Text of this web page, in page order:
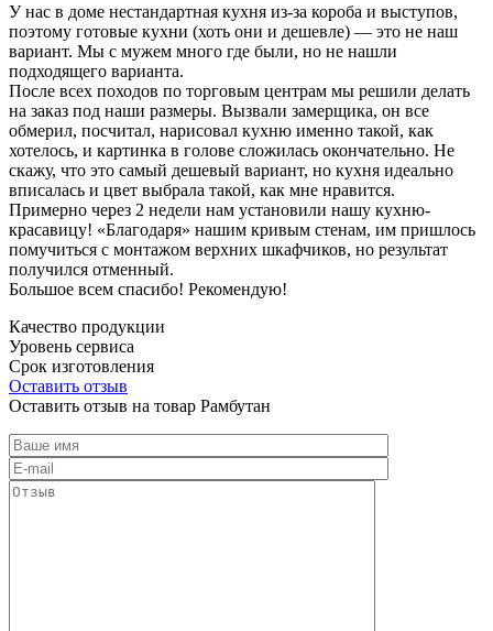
У нас в доме нестандартная кухня из-за короба и выступов,
поэтому готовые кухни (хоть они и дешевле) — это не наш
вариант. Мы с мужем много где были, но не нашли
подходящего варианта.
После всех походов по торговым центрам мы решили делать
на заказ под наши размеры. Вызвали замерщика, он все
обмерил, посчитал, нарисовал кухню именно такой, как
хотелось, и картинка в голове сложилась окончательно. Не
скажу, что это самый дешевый вариант, но кухня идеально
вписалась и цвет выбрала такой, как мне нравится.
Примерно через 2 недели нам установили нашу кухню-
красавицу! «Благодаря» нашим кривым стенам, им пришлось
помучиться с монтажом верхних шкафчиков, но результат
получился отменный.
Большое всем спасибо! Рекомендую!
Качество продукции
Уровень сервиса
Срок изготовления
Оставить отзыв
Оставить отзыв на товар Рамбутан